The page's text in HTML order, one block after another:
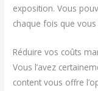
exposition. Vous
chaque fois que
Réduire vos coûts
Vous l’avez
content vous offre